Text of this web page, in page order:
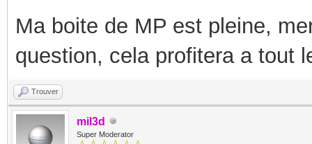
Ma boite de MP est pleine,
question, cela profitera a tout
Trouver
mil3d
Super Moderator